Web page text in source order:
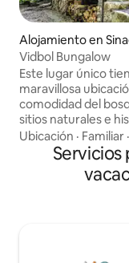
Alojamiento en
Vidbol Bungalow
Este lugar único
maravillosa
comodidad del
sitios naturales e
requisito previo
completa y la
sentidos. Los
senderos
Ubicación · Familiar ·